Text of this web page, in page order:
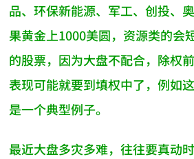
品、环保新能源、军工、创投、
果黄金上1000美圆，资源类的会
的股票，因为大盘不配合，除权
表现可能就要到填权中了，例如
是一个典型例子。
最近大盘多灾多难，往往要真动